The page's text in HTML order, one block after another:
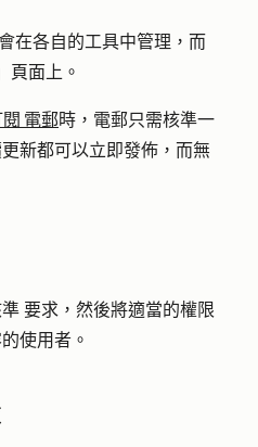
在各自的工具中管理，而
頁面上。
電郵時，電郵只需核準一
新都可以立即發佈，而無
要求，然後將適當的權限
使用者。